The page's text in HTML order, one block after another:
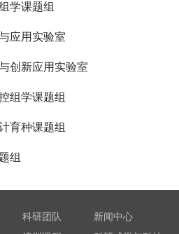
学课题组
应用实验室
创新应用实验室
组学课题组
育种课题组
组
科研团队
新闻中心